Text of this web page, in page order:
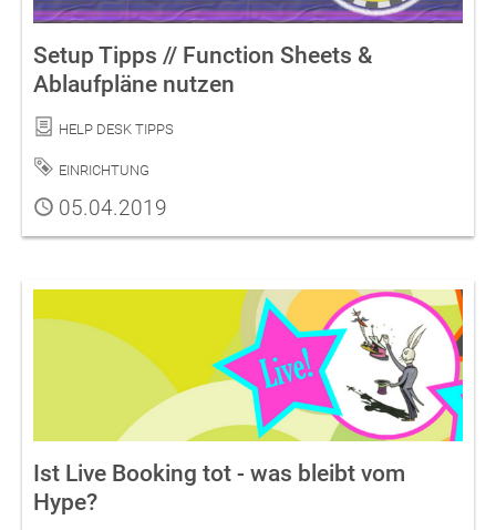
Setup Tipps // Function Sheets &
Ablaufpläne nutzen
Kategorie
Help Desk Tipps
Schlagwort
Einrichtung
Publiziert
05.04.2019
Ist Live Booking tot - was bleibt vom
Hype?